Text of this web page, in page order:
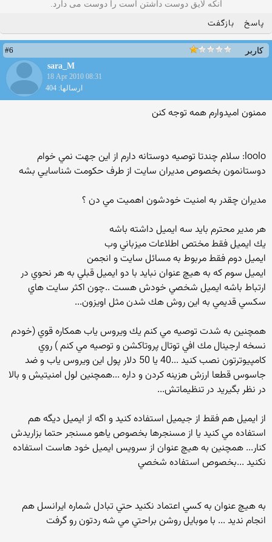
آنکه لایق دوست داشتن است را دوست می دارد.
پاسخ بازگفت
کاربر
#6
sara_M
18 Apr 2010 08:31
ارسالها: 404
ممنون امیدوارم همه توجه کنن
loolo: سلام چندتا توصيه دوستانه دارم از اين جهت نمي خوام
دوستانمون بخصوص مديران سايت از طرف حكومت شناسايي بشه
مديران چقدر به امنيت خودشون اهميت مي دن ؟
هر مدير محترم بايد سه ايميل داشته باشه
يك ايميل فقط مختص اطلاعات ميزباني وب
ايميل دوم فقط مربوط به مسائل سايت و انجمن
ايميل سوم كه به هيچ عنوان نبايد با دو ايميل قبلي به هر نحوي در
ارتباط باشه ايميل شخصي خودش هست ..چون اكثر سايت هاي
سكسي قديمي به اين روش هك شدن مثل اويزون...
همچنين به شدت توصيه مي كنم يك ويروس ياب همكاره قوي (خودم
نسخه ارجينال مك افي توتال پروتاكشن و توصيه مي كنم ) روي
كامپيوترتون نصب كنيد ...40 يا 50 دلار پول اين ويروس ياب و ضد
جاسوس قطعا ارزش هزينه كردن و داره ...همچنين لول امنيتيش و بالا
در نظر بگيريد در تنظيماتش...
از ايميل هم فقط از جيميل استفاده كنيد و اگه از ايميل ديگه هم
استفاده مي كنيد يا از مسنجرها بخصوص ياهو مسنجر حتما بزاريدش
كنار... همچنين به هيچ عنوان از سرويس ايميل خود هاست استفاده
نكنيد ...بخصوص استفاده شخصي
به هيچ عنوان به كسي اعتماد نكنيد حتي تبادل شماره ايرانسل هم
انجام نديد ... با موبايل روشن براحتي مي شه ردتون رو گرفت